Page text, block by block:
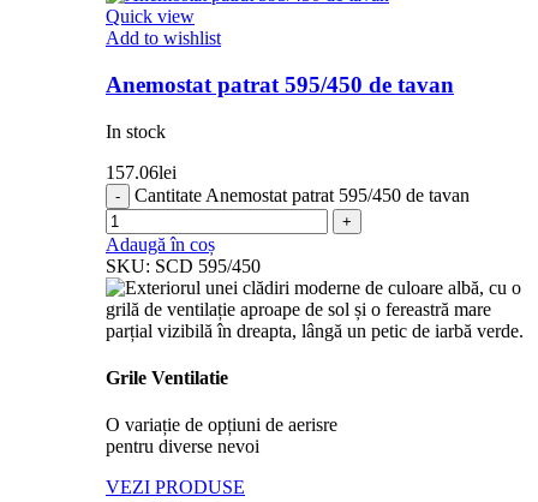
Quick view
Add to wishlist
Anemostat patrat 595/450 de tavan
In stock
157.06lei
Cantitate Anemostat patrat 595/450 de tavan
Adaugă în coș
SKU: SCD 595/450
Grile Ventilatie
O variație de opțiuni de aerisre
pentru diverse nevoi
VEZI PRODUSE